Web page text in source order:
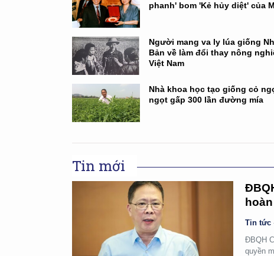
phanh' bom 'Kẻ hủy diệt' của
Người mang va ly lúa giống
Bản về làm đổi thay nông
Việt Nam
Nhà khoa học tạo giống cỏ
ngọt gấp 300 lần đường mía
Tin mới
Tin tức
ĐBQH
quyền